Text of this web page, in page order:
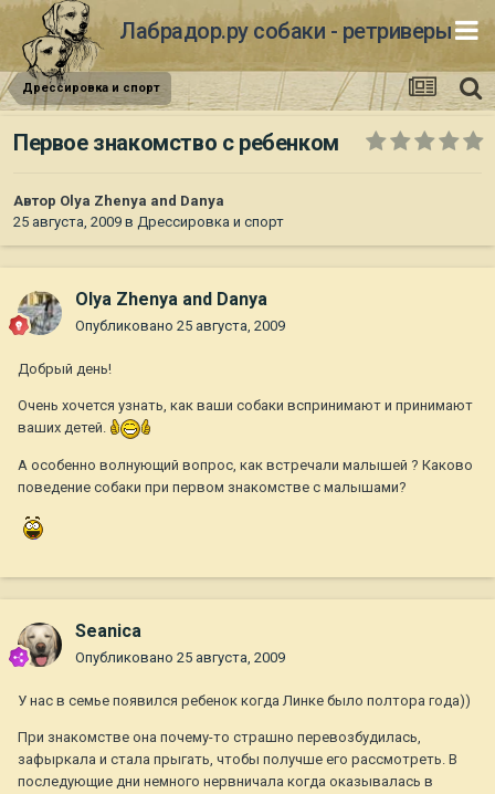
Лабрадор.ру собаки - ретриверы
Дрессировка и спорт
Первое знакомство с ребенком
Автор Olya Zhenya and Danya
25 августа, 2009 в Дрессировка и спорт
Olya Zhenya and Danya
Опубликовано 25 августа, 2009
Добрый день!
Очень хочется узнать, как ваши собаки вспринимают и принимают
ваших детей.
А особенно волнующий вопрос, как встречали малышей ? Каково
поведение собаки при первом знакомстве с малышами?
Seanica
Опубликовано 25 августа, 2009
У нас в семье появился ребенок когда Линке было полтора года))
При знакомстве она почему-то страшно перевозбудилась,
зафыркала и стала прыгать, чтобы получше его рассмотреть. В
последующие дни немного нервничала когда оказывалась в